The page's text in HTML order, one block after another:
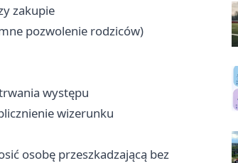
zakupie
pozwolenie rodziców)
występu
wizerunku
osobę przeszkadzającą bez